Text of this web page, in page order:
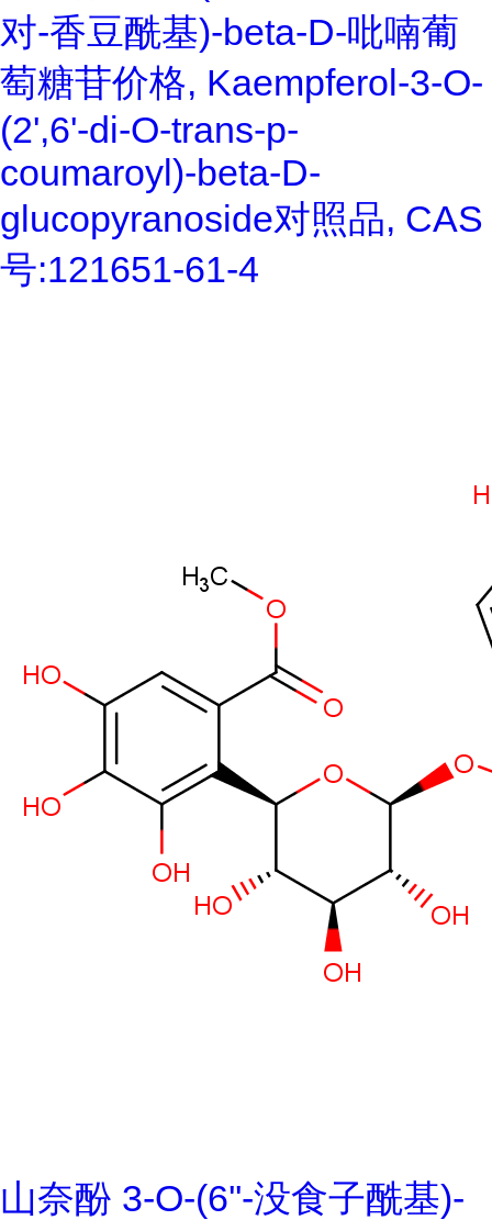
对-香豆酰基)-beta-D-吡喃葡
萄糖苷价格, Kaempferol-3-O-
(2',6'-di-O-trans-p-
coumaroyl)-beta-D-
glucopyranoside对照品, CAS
号:121651-61-4
山奈酚 3-O-(6''-没食子酰基)-